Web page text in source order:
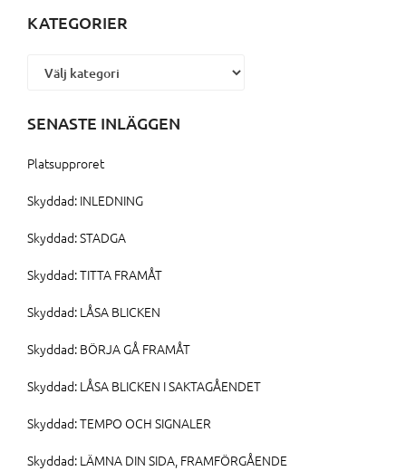
KATEGORIER
Kategorier
SENASTE INLÄGGEN
Platsupproret
Skyddad: INLEDNING
Skyddad: STADGA
Skyddad: TITTA FRAMÅT
Skyddad: LÅSA BLICKEN
Skyddad: BÖRJA GÅ FRAMÅT
Skyddad: LÅSA BLICKEN I SAKTAGÅENDET
Skyddad: TEMPO OCH SIGNALER
Skyddad: LÄMNA DIN SIDA, FRAMFÖRGÅENDE